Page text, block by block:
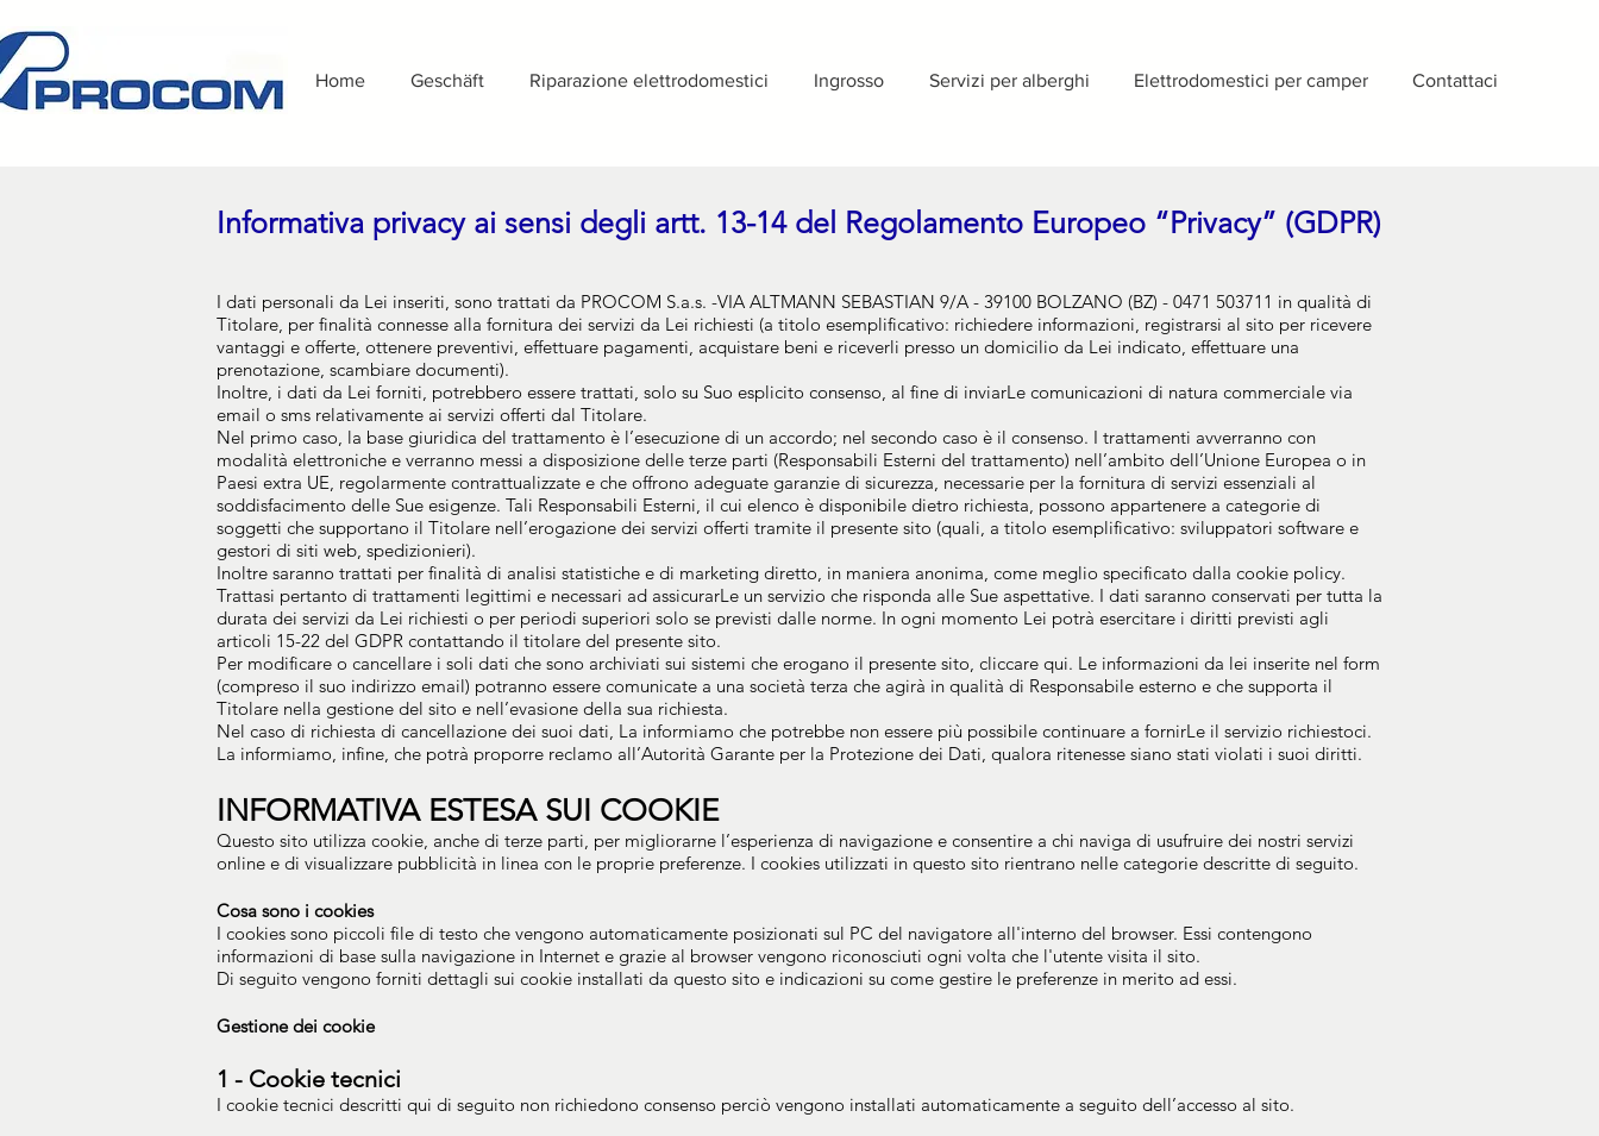
Home Geschäft Riparazione elettrodomestici Ingrosso Servizi per alberghi Elettrodomestici per camper Contattaci
Informativa privacy ai sensi degli artt. 13-14 del Regolamento Europeo “Privacy” (GDPR)
I dati personali da Lei inseriti, sono trattati da PROCOM S.a.s. -VIA ALTMANN SEBASTIAN 9/A - 39100 BOLZANO (BZ) - 0471 503711 in qualità di
Titolare, per finalità connesse alla fornitura dei servizi da Lei richiesti (a titolo esemplificativo: richiedere informazioni, registrarsi al sito per ricevere
vantaggi e offerte, ottenere preventivi, effettuare pagamenti, acquistare beni e riceverli presso un domicilio da Lei indicato, effettuare una
prenotazione, scambiare documenti).
Inoltre, i dati da Lei forniti, potrebbero essere trattati, solo su Suo esplicito consenso, al fine di inviarLe comunicazioni di natura commerciale via
email o sms relativamente ai servizi offerti dal Titolare.
Nel primo caso, la base giuridica del trattamento è l’esecuzione di un accordo; nel secondo caso è il consenso. I trattamenti avverranno con
modalità elettroniche e verranno messi a disposizione delle terze parti (Responsabili Esterni del trattamento) nell’ambito dell’Unione Europea o in
Paesi extra UE, regolarmente contrattualizzate e che offrono adeguate garanzie di sicurezza, necessarie per la fornitura di servizi essenziali al
soddisfacimento delle Sue esigenze. Tali Responsabili Esterni, il cui elenco è disponibile dietro richiesta, possono appartenere a categorie di
soggetti che supportano il Titolare nell’erogazione dei servizi offerti tramite il presente sito (quali, a titolo esemplificativo: sviluppatori software e
gestori di siti web, spedizionieri).
Inoltre saranno trattati per finalità di analisi statistiche e di marketing diretto, in maniera anonima, come meglio specificato dalla cookie policy.
Trattasi pertanto di trattamenti legittimi e necessari ad assicurarLe un servizio che risponda alle Sue aspettative. I dati saranno conservati per tutta la
durata dei servizi da Lei richiesti o per periodi superiori solo se previsti dalle norme. In ogni momento Lei potrà esercitare i diritti previsti agli
articoli 15-22 del GDPR contattando il titolare del presente sito.
Per modificare o cancellare i soli dati che sono archiviati sui sistemi che erogano il presente sito, cliccare qui. Le informazioni da lei inserite nel form
(compreso il suo indirizzo email) potranno essere comunicate a una società terza che agirà in qualità di Responsabile esterno e che supporta il
Titolare nella gestione del sito e nell’evasione della sua richiesta.
Nel caso di richiesta di cancellazione dei suoi dati, La informiamo che potrebbe non essere più possibile continuare a fornirLe il servizio richiestoci.
La informiamo, infine, che potrà proporre reclamo all’Autorità Garante per la Protezione dei Dati, qualora ritenesse siano stati violati i suoi diritti.
INFORMATIVA ESTESA SUI COOKIE
Questo sito utilizza cookie, anche di terze parti, per migliorarne l’esperienza di navigazione e consentire a chi naviga di usufruire dei nostri servizi
online e di visualizzare pubblicità in linea con le proprie preferenze. I cookies utilizzati in questo sito rientrano nelle categorie descritte di seguito.
Cosa sono i cookies
I cookies sono piccoli file di testo che vengono automaticamente posizionati sul PC del navigatore all'interno del browser. Essi contengono
informazioni di base sulla navigazione in Internet e grazie al browser vengono riconosciuti ogni volta che l'utente visita il sito.
Di seguito vengono forniti dettagli sui cookie installati da questo sito e indicazioni su come gestire le preferenze in merito ad essi.
Gestione dei cookie
1 - Cookie tecnici
I cookie tecnici descritti qui di seguito non richiedono consenso perciò vengono installati automaticamente a seguito dell’accesso al sito.